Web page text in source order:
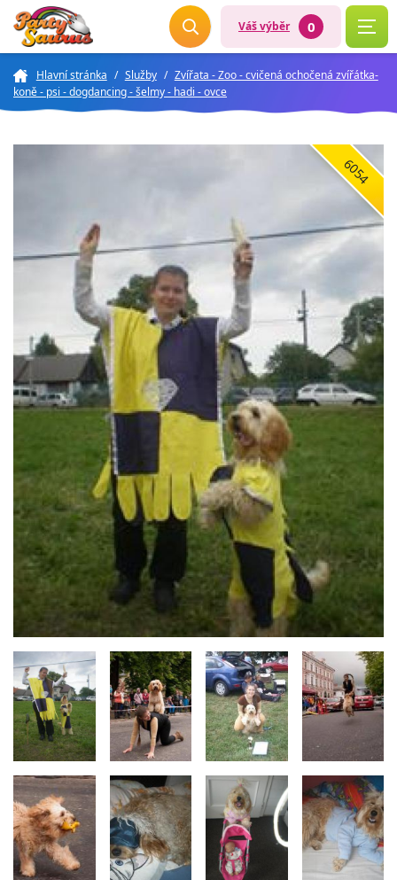
Váš výběr 0
Hlavní stránka / Služby / Zvířata - Zoo - cvičená ochočená zvířátka-
koně - psi - dogdancing - šelmy - hadi - ovce
6054